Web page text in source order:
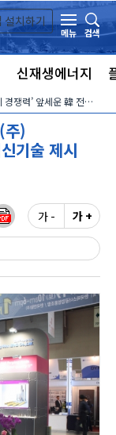
설치하기
메뉴
검색
신재생에너지
[11:03] 美 전력망 1조 4천억 달러 투자…‘납기 경쟁력’ 앞세운 韓 전력기자재 수출 호조
주)
기술 제시
가 - 가 +